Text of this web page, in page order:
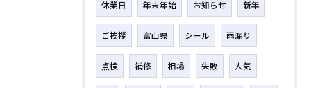
休業日 年末年始 お知らせ 新年
ご挨拶 富山県 シール 雨漏り
点検 補修 相場 失敗 人気